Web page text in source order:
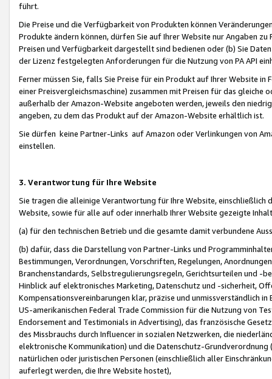
führt.
Die Preise und die Verfügbarkeit von Produkten können
Produkte ändern können, dürfen Sie auf Ihrer Website nur Angaben
Preisen und Verfügbarkeit dargestellt sind bedienen oder (b) Sie
der Lizenz festgelegten Anforderungen für die Nutzung von PA API
Ferner müssen Sie, falls Sie Preise für ein Produkt auf Ihrer Website
einer Preisvergleichsmaschine) zusammen mit Preisen für das
außerhalb der Amazon-Website angeboten werden, jeweils den
angeben, zu dem das Produkt auf der Amazon-Website erhältlich ist.
Sie dürfen keine Partner-Links auf Amazon oder Verlinkungen von
einstellen.
3. Verantwortung für Ihre Website
Sie tragen die alleinige Verantwortung für Ihre Website,
Website, sowie für alle auf oder innerhalb Ihrer Website gezeigte
(a) für den technischen Betrieb und die gesamte damit verbundene
(b) dafür, dass die Darstellung von Partner-Links und
Bestimmungen, Verordnungen, Vorschriften, Regelungen,
Branchenstandards, Selbstregulierungsregeln, Gerichtsurteilen und -
Hinblick auf elektronisches Marketing, Datenschutz und -sicherheit,
Kompensationsvereinbarungen klar, präzise und unmissverständlich
US-amerikanischen Federal Trade Commission für die Nutzung von
Endorsement and Testimonials in Advertising), das französische
des Missbrauchs durch Influencer in sozialen Netzwerken, die
elektronische Kommunikation) und die Datenschutz-
natürlichen oder juristischen Personen (einschließlich aller
auferlegt werden, die Ihre Website hostet),